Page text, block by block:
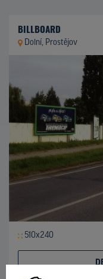
BILLBOARD
Dolní, Prostějov
510x240